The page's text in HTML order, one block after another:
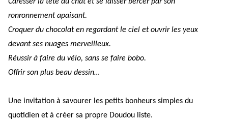
ronronnement apaisant.
Croquer du chocolat en regardant le ciel et ouvrir les yeux
devant ses nuages merveilleux.
Réussir à faire du vélo, sans se faire bobo.
Offrir son plus beau dessin…
Une invitation à savourer les petits bonheurs simples du
quotidien et à créer sa propre Doudou liste.